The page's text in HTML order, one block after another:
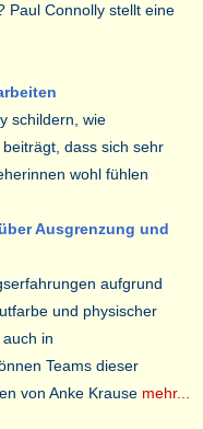
Paul Connolly stellt eine
schildern, wie
dass sich sehr
wohl fühlen
Ausgrenzung und
aufgrund
und physischer
in
Teams dieser
von Anke Krause mehr...